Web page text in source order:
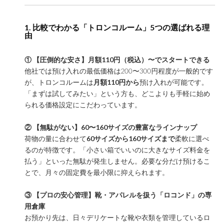
1. 比較でわかる「トロンコルーム」5つの選ばれる理
由
① 【圧倒的な安さ】月額110円（税込）〜でスタートできる
他社では預け入れの最低価格は200〜300円程度が一般的です
が、トロンコルームは 月額110円から預け入れが可能です。
「まずは試してみたい」という方も、どこよりも手軽に始め
られる価格設定にこだわっています。
② 【無駄がない】60〜160サイズの豊富なラインナップ
荷物の量に合わせて60サイズから160サイズまで柔軟に選べ
るのが特徴です。「小さい箱でいいのに大きなサイズ料金を
払う」といった無駄が発生しません。必要な分だけ預けるこ
とで、月々の固定費を最小限に抑えられます。
③ 【プロの安心管理】靴・アパレルを扱う「ロコンド」の専
用倉庫
お預かり先は、日々デリケートな靴や衣類を管理しているロ